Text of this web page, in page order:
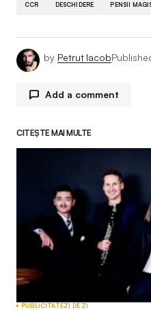
CCR DESCHIDERE PENSII
by Petruț Iacob
Add a comment
Adresa ta de email nu
obligatorii sunt marcate
Comment
CITEȘTE MAI MULTE
PUBLICITATEZI DE ZI